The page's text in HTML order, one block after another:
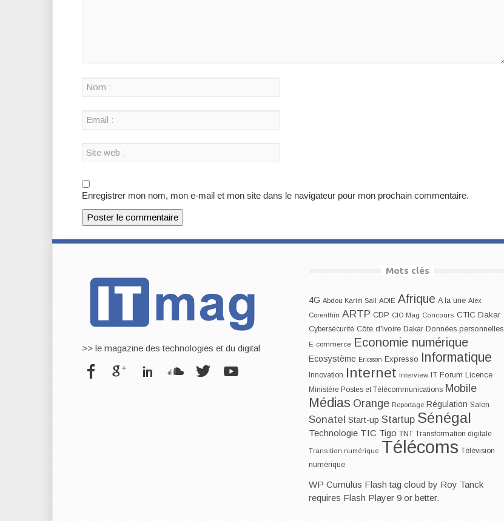
Enregistrer mon nom, mon e-mail et mon site dans le navigateur pour mon prochain commentaire.
>> le magazine des technologies et du digital
Mots clés
4G Abdou Karim Sall ADIE Afrique A la une Alex
Corenthin ARTP CDP CIO Mag Concours CTIC Dakar
Cybersécurité Côte d'Ivoire Dakar Données personnelles
E-commerce Economie numérique
Ecosystème Ericsson Expresso Informatique
Innovation Internet Interview IT Forum Licence
Ministère Postes et Télécommunications Mobile
Médias Orange Reportage Régulation Salon
Sonatel Start-up Startup Sénégal
Technologie TIC Tigo TNT Transformation digitale
Transition numérique Télécoms Télévision
numérique
WP Cumulus Flash tag cloud by Roy Tanck
requires Flash Player 9 or better.